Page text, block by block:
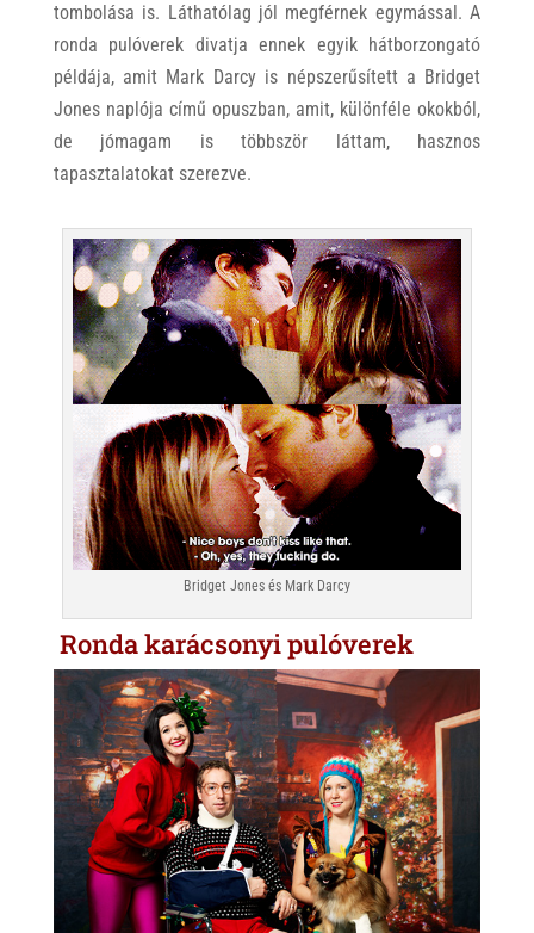
tombolása is. Láthatólag jól megférnek egymással. A
ronda pulóverek divatja ennek egyik hátborzongató
példája, amit Mark Darcy is népszerűsített a Bridget
Jones naplója című opuszban, amit, különféle okokból,
de jómagam is többször láttam, hasznos
tapasztalatokat szerezve.
Bridget Jones és Mark Darcy
Ronda karácsonyi pulóverek